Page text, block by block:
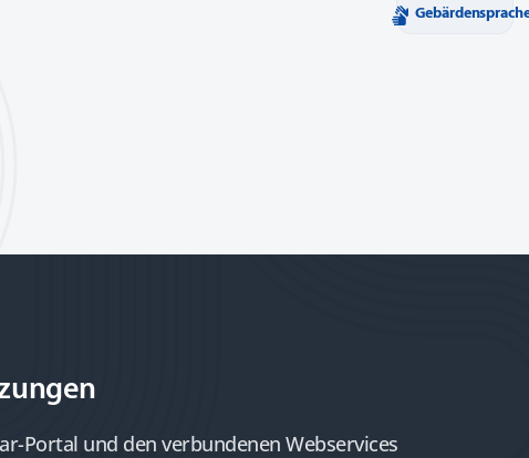
Portal und den verbundenen Webservices